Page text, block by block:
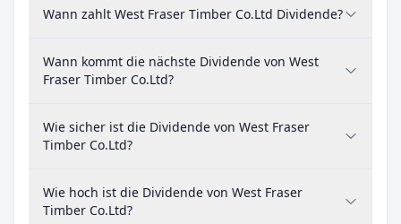
Wann zahlt West Fraser Timber Co.Ltd Dividende?
Wann kommt die nächste Dividende von West
Fraser Timber Co.Ltd?
Wie sicher ist die Dividende von West Fraser
Timber Co.Ltd?
Wie hoch ist die Dividende von West Fraser
Timber Co.Ltd?